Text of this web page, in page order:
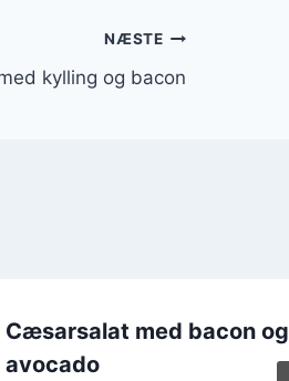
NÆSTE
kylling og bacon
Cæsarsalat med bacon og
avocado